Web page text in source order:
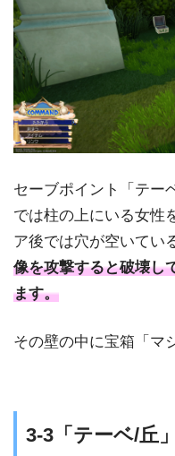
セーブポイント「テー
では柱の上にいる女性
ア後では穴が空いてい
像を攻撃すると破壊し
ます。
その壁の中に宝箱「マ
3-3「テーベ/丘」